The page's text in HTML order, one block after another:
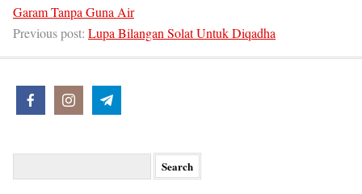
Garam Tanpa Guna Air
Previous post: Lupa Bilangan Solat Untuk Diqadha